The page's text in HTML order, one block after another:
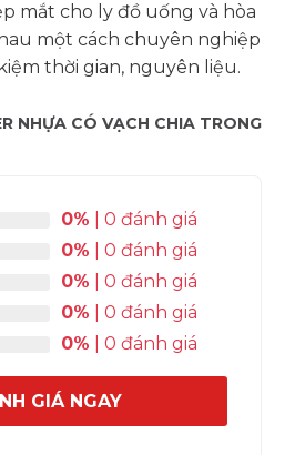
mắt cho ly đồ uống và hòa
một cách chuyên nghiệp
thời gian, nguyên liệu.
NHỰA CÓ VẠCH CHIA TRONG
0% | 0 đánh giá
0% | 0 đánh giá
0% | 0 đánh giá
0% | 0 đánh giá
0% | 0 đánh giá
GIÁ NGAY